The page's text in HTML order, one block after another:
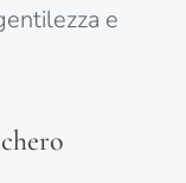
e